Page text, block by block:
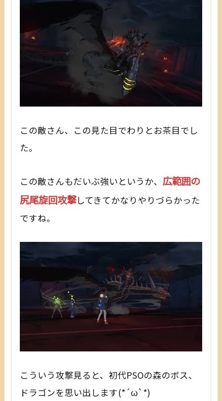
この敵さん、この見た目でわりとお茶目でし
た。
この敵さんもだいぶ強いというか、 広範囲の
尻尾旋回攻撃してきてかなりやりづらかった
ですね。
こういう攻撃見ると、初代PSOの森のボス、
ドラゴンを思い出します(*´ω`*)